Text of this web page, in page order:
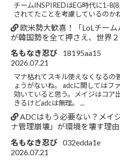
チームINSPIREDはEG時代に1-
されてたことを考慮しているのか
欧米勢大歓喜！「LoLチー
が韓国勢を全て押さえ、世界
名もなき忍び
18195aa15
2026.07.21
マナ枯れてスキル使えなくなるの
ょうがないね。 adcに関してはフ
効いていると思う。メイジはコア
きるけどadcは無理。 ...
ADCはもう必要ない？メイ
ナ管理崩壊」が環境を壊す理由
名もなき忍び 032edda1e
2026.07.21